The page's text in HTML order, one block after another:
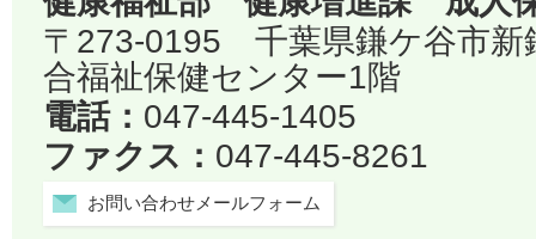
〒273-0195 千葉県鎌ケ谷市
合福祉保健センター1階
電話： 047-445-1405
ファクス： 047-445-8261
お問い合わせメールフォーム